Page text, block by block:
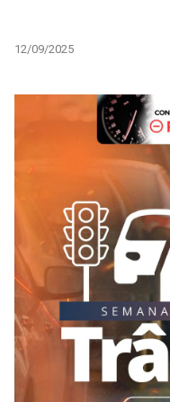
12/09/2025